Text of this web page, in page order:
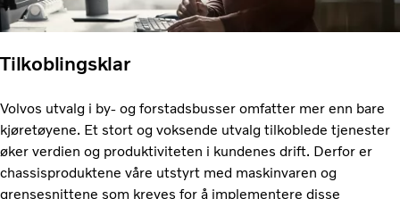
Tilkoblingsklar
Volvos utvalg i by- og forstadsbusser omfatter mer enn bare
kjøretøyene. Et stort og voksende utvalg tilkoblede tjenester
øker verdien og produktiviteten i kundenes drift. Derfor er
chassisproduktene våre utstyrt med maskinvaren og
grensesnittene som kreves for å implementere disse